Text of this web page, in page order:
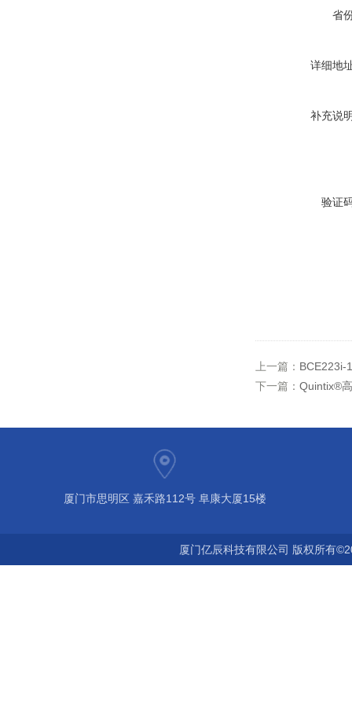
省
详细地
补充说
验证
上一篇： BCE223i-
下一篇： Quintix®
厦门市思明区 嘉禾路112号 阜康大厦15楼
厦门亿辰科技有限公司 版权所有